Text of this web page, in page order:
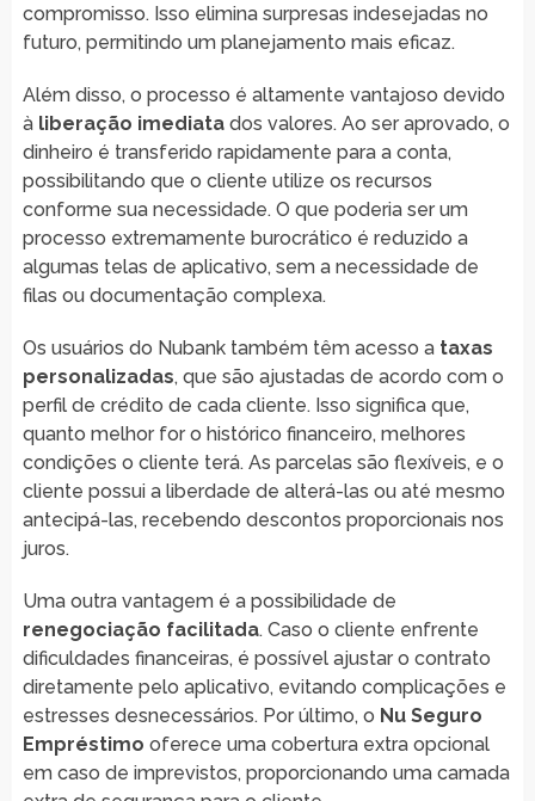
compromisso. Isso elimina surpresas indesejadas no
futuro, permitindo um planejamento mais eficaz.
Além disso, o processo é altamente vantajoso devido
à liberação imediatados valores. Ao ser aprovado, o
dinheiro é transferido rapidamente para a conta,
possibilitando que o cliente utilize os recursos
conforme sua necessidade. O que poderia ser um
processo extremamente burocrático é reduzido a
algumas telas de aplicativo, sem a necessidade de
filas ou documentação complexa.
Os usuários do Nubank também têm acesso a taxas
personalizadas, que são ajustadas de acordo com o
perfil de crédito de cada cliente. Isso significa que,
quanto melhor for o histórico financeiro, melhores
condições o cliente terá. As parcelas são flexíveis, e o
cliente possui a liberdade de alterá-las ou até mesmo
antecipá-las, recebendo descontos proporcionais nos
juros.
Uma outra vantagem é a possibilidade de
renegociação facilitada. Caso o cliente enfrente
dificuldades financeiras, é possível ajustar o contrato
diretamente pelo aplicativo, evitando complicações e
estresses desnecessários. Por último, o Nu Seguro
Empréstimo oferece uma cobertura extra opcional
em caso de imprevistos, proporcionando uma camada